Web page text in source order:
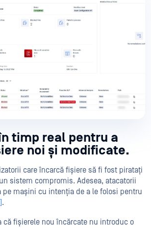
timp real pentru a
noi și modificate.
care încarcă fișiere să fi fost piratați
sistem compromis. Adesea, atacatorii
mașini cu intenția de a le folosi pentru
.
că fișierele nou încărcate nu introduc o